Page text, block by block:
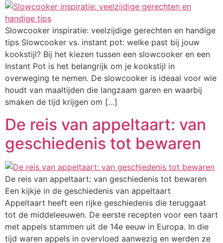
Slowcooker inspiratie: veelzijdige gerechten en handige
tips Slowcooker vs. instant pot: welke past bij jouw
kookstijl? Bij het kiezen tussen een slowcooker en een
Instant Pot is het belangrijk om je kookstijl in
overweging te nemen. De slowcooker is ideaal voor wie
houdt van maaltijden die langzaam garen en waarbij
smaken de tijd krijgen om […]
De reis van appeltaart: van
geschiedenis tot bewaren
De reis van appeltaart: van geschiedenis tot bewaren
Een kijkje in de geschiedenis van appeltaart
Appeltaart heeft een rijke geschiedenis die teruggaat
tot de middeleeuwen. De eerste recepten voor een taart
met appels stammen uit de 14e eeuw in Europa. In die
tijd waren appels in overvloed aanwezig en werden ze